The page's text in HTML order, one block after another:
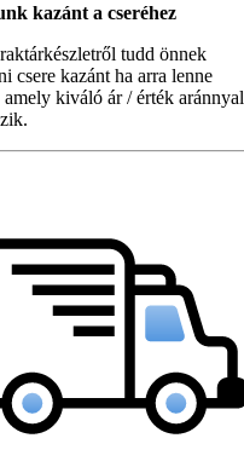
kazánt a cseréhez
tudd önnek
csere kazánt ha arra lenne
amely kiváló ár / érték aránnyal